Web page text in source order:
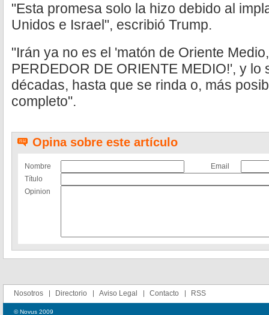
"Esta promesa solo la hizo debido al
Unidos e Israel", escribió Trump.
"Irán ya no es el 'matón de Oriente
PERDEDOR DE ORIENTE MEDIO!', y lo
décadas, hasta que se rinda o, más
completo".
Opina sobre este artículo
Nombre
Email
Título
Opinion
Nosotros Directorio Aviso Legal Contacto RSS
© Novus 2009